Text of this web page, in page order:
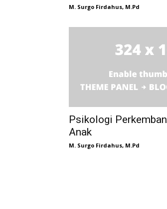
M. Surgo Firdahus, M.Pd
Psikologi
Anak
M. Surgo Firdahus, M.Pd